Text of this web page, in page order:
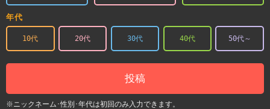
年代
10代 20代 30代 40代 50代～
投稿
※ニックネーム･性別･年代は初回のみ入力できます。